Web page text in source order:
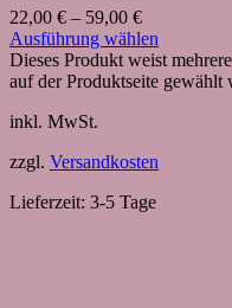
22,00 € – 59,00 €
Ausführung wählen
Dieses Produkt weist
auf der Produktseite gewählt
inkl. MwSt.
zzgl. Versandkosten
Lieferzeit: 3-5 Tage